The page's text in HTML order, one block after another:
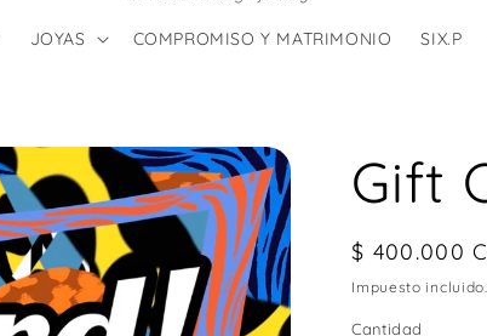
JOYAS COMPROMISO Y MATRIMONIO SIX.P
Gift
Precio
habitual
$ 400.000
Impuesto incluido.
Cantidad